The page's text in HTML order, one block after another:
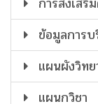
ข้อมูลการบ
แผนผังวิทย
แผนกวิชา